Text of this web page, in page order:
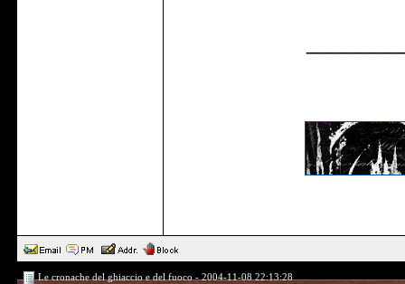
Le cronache del ghiaccio e del fuoco - 2004-11-08 22:13:28